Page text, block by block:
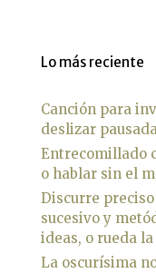
Lo más reciente
Canción para
deslizar
Entrecomillado
o hablar sin el
Discurre
sucesivo y
ideas, o rueda
La oscurísima